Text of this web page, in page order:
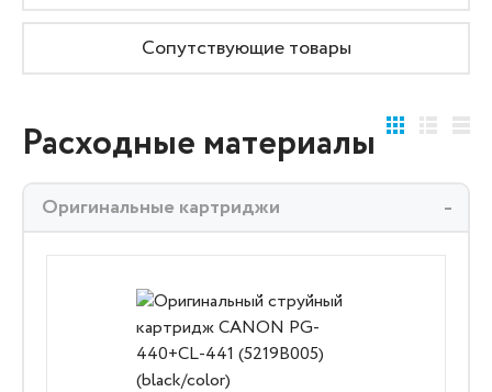
Сопутствующие товары
Расходные материалы
Оригинальные картриджи